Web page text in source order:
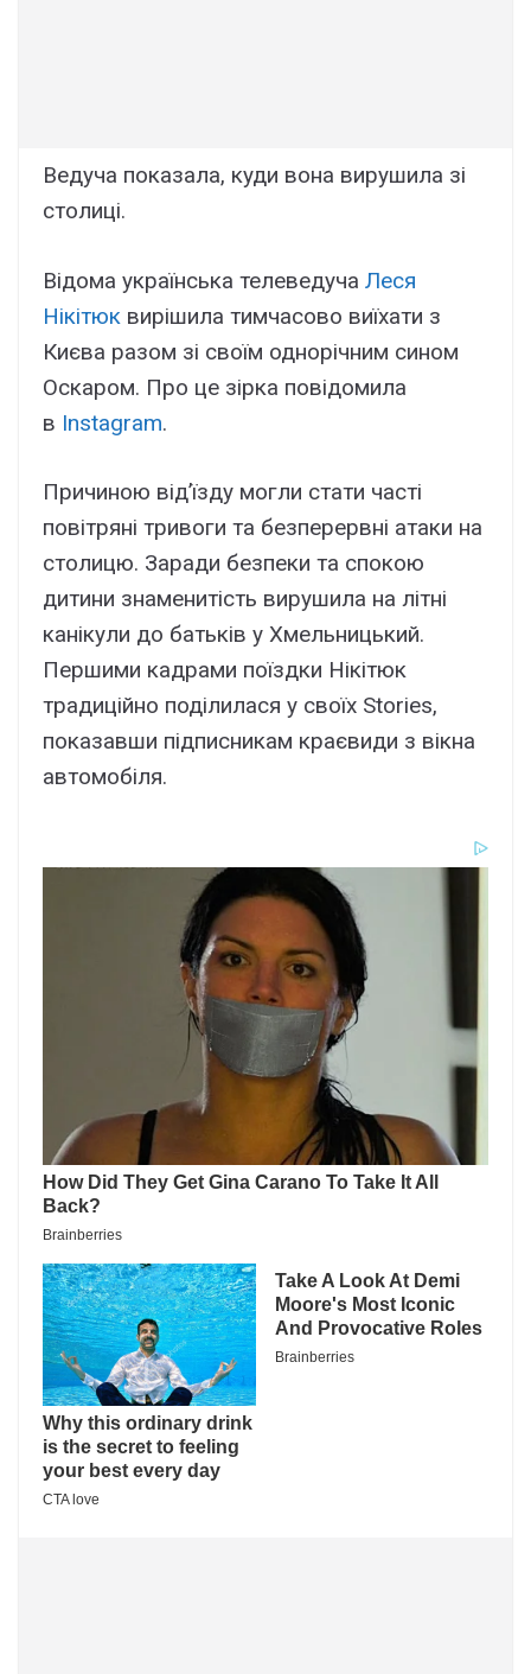
Ведуча показала, куди вона вирушила зі
столиці.
Відома українська телеведуча Леся
Нікітюк вирішила тимчасово виїхати з
Києва разом зі своїм однорічним сином
Оскаром. Про це зірка повідомила
в Instagram.
Причиною від’їзду могли стати часті
повітряні тривоги та безперервні атаки на
столицю. Заради безпеки та спокою
дитини знаменитість вирушила на літні
канікули до батьків у Хмельницький.
Першими кадрами поїздки Нікітюк
традиційно поділилася у своїх Stories,
показавши підписникам краєвиди з вікна
автомобіля.